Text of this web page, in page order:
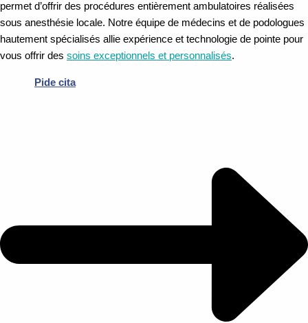
permet d’offrir des procédures entièrement ambulatoires réalisées
sous anesthésie locale. Notre équipe de médecins et de podologues
hautement spécialisés allie expérience et technologie de pointe pour
vous offrir des soins exceptionnels et personnalisés.
Pide cita